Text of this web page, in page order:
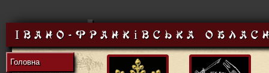
東
Івано-Франківська
Головна